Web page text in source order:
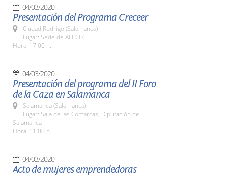
04/03/2020
Presentación del Programa Creceer
Ciudad Rodrigo (Salamanca)
Lugar: Sede de AFECIR
Hora: 17:00 h.
04/03/2020
Presentación del programa del II Foro
de la Caza en Salamanca
Salamanca (Salamanca)
Lugar: Sala de las Comarcas. Diputación de
Salamanca
Hora: 11:00 h.
04/03/2020
Acto de mujeres emprendedoras